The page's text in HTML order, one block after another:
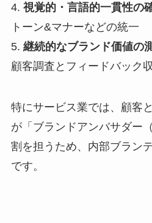
4. 視覚的・言語的一貫性の
トーン&マナーなどの統一
5. 継続的なブランド価値の
顧客調査とフィードバック
特にサービス業では、顧客
が「ブランドアンバサダー
割を担うため、内部ブラン
です。